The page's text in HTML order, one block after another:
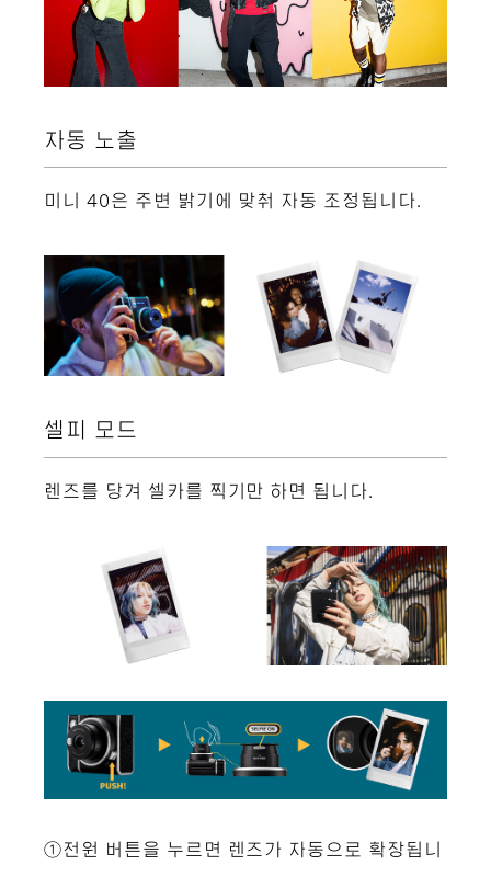
자동 노출
미니 40은 주변 밝기에 맞춰 자동 조정됩니다.
셀피 모드
렌즈를 당겨 셀카를 찍기만 하면 됩니다.
①전원 버튼을 누르면 렌즈가 자동으로 확장됩니